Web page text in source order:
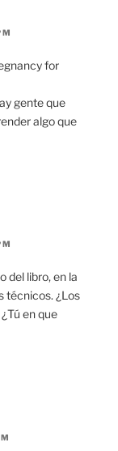
for
gente que
algo que
del libro, en la
técnicos. ¿Los
en que